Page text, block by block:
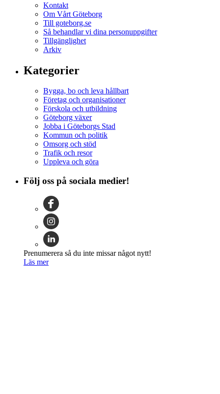
Kontakt
Om Vårt Göteborg
Till goteborg.se
Så behandlar vi dina personuppgifter
Tillgänglighet
Arkiv
Kategorier
Bygga, bo och leva hållbart
Företag och organisationer
Förskola och utbildning
Göteborg växer
Jobba i Göteborgs Stad
Kommun och politik
Omsorg och stöd
Trafik och resor
Uppleva och göra
Följ oss på sociala medier!
Prenumerera så du inte missar något nytt!
Läs mer